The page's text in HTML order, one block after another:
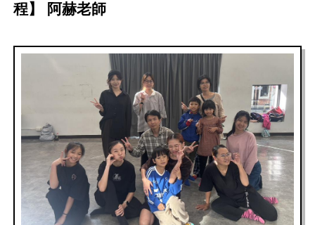
程】 阿赫老師